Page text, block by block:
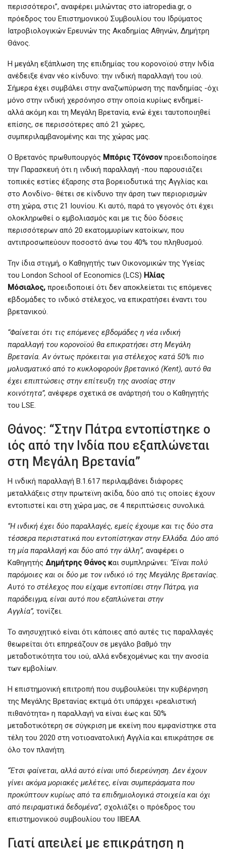
περισσότεροι”, αναφέρει μιλώντας στο iatropedia.gr, ο
πρόεδρος του Επιστημονικού Συμβουλίου του Ιδρύματος
Ιατροβιολογικών Ερευνών της Ακαδημίας Αθηνών, Δημήτρη
Θάνος.
Η μεγάλη εξάπλωση της επιδημίας του κορονοϊού στην Ινδία
ανέδειξε έναν νέο κίνδυνο: την ινδική παραλλαγή του ιού.
Σήμερα έχει συμβάλει στην αναζωπύρωση της πανδημίας -όχι
μόνο στην ινδική χερσόνησο στην οποία κυρίως ενδημεί-
αλλά ακόμη και τη Μεγάλη Βρετανία, ενώ έχει ταυτοποιηθεί
επίσης, σε περισσότερες από 21 χώρες,
συμπεριλαμβανομένης και της χώρας μας.
Ο Βρετανός πρωθυπουργός Μπόρις Τζόνσονπροειδοποίησε
την Παρασκευή ότι η ινδική παραλλαγή -που παρουσιάζει
τοπικές εστίες έξαρσης στα βορειοδυτικά της Αγγλίας και
στο Λονδίνο- θέτει σε κίνδυνο την άρση των περιορισμών
στη χώρα, στις 21 Ιουνίου. Κι αυτό, παρά το γεγονός ότι έχει
ολοκληρωθεί ο εμβολιασμός και με τις δύο δόσεις
περισσότερων από 20 εκατομμυρίων κατοίκων, που
αντιπροσωπεύουν ποσοστό άνω του 40% του πληθυσμού.
Την ίδια στιγμή, ο Καθηγητής των Οικονομικών της Υγείας
του London School of Economics (LCS) Ηλίας
Μόσιαλος, προειδοποιεί ότι δεν αποκλείεται τις επόμενες
εβδομάδες το ινδικό στέλεχος, να επικρατήσει έναντι του
βρετανικού.
“Φαίνεται ότι τις επόμενες εβδομάδες η νέα ινδική
παραλλαγή του κορονοϊού θα επικρατήσει στη Μεγάλη
Βρετανία. Αν όντως πρόκειται για στέλεχος κατά 50% πιο
μολυσματικό από το κυκλοφορούν βρετανικό (Kent), αυτό θα
έχει επιπτώσεις στην επίτευξη της ανοσίας στην
κοινότητα”, ανέφερε σχετικά σε ανάρτησή του ο Καθηγητής
του LSE.
Θάνος: “Στην Πάτρα εντοπίστηκε ο
ιός από την Ινδία που εξαπλώνεται
στη Μεγάλη Βρετανία”
Η ινδική παραλλαγή B.1.617 περιλαμβάνει διάφορες
μεταλλάξεις στην πρωτεϊνη ακίδα, δύο από τις οποίες έχουν
εντοπιστεί και στη χώρα μας, σε 4 περιπτώσεις συνολικά.
“Η ινδική έχει δύο παραλλαγές, εμείς έχουμε και τις δύο στα
τέσσερα περιστατικά που εντοπίστηκαν στην Ελλάδα. Δύο από
τη μία παραλλαγή και δύο από την άλλη”, αναφέρει ο
Καθηγητής Δημήτρης Θάνος και συμπληρώνει: “Είναι πολύ
παρόμοιες και οι δύο με τον ινδικό ιό της Μεγάλης Βρετανίας.
Αυτό το στέλεχος που είχαμε εντοπίσει στην Πάτρα, για
παράδειγμα, είναι αυτό που εξαπλώνεται στην
Αγγλία”, τονίζει.
Το ανησυχητικό είναι ότι κάποιες από αυτές τις παραλλαγές
θεωρείται ότι επηρεάζουν σε μεγάλο βαθμό την
μεταδοτικότητα του ιού, αλλά ενδεχομένως και την ανοσία
των εμβολίων.
Η επιστημονική επιτροπή που συμβουλεύει την κυβέρνηση
της Μεγάλης Βρετανίας εκτιμά ότι υπάρχει «ρεαλιστική
πιθανότητα» η παραλλαγή να είναι έως και 50%
μεταδοτικότερη σε σύγκριση με εκείνη που εμφανίστηκε στα
τέλη του 2020 στη νοτιοανατολική Αγγλία και επικράτησε σε
όλο τον πλανήτη.
“Έτσι φαίνεται, αλλά αυτό είναι υπό διερεύνηση. Δεν έχουν
γίνει ακόμα μοριακές μελέτες, είναι συμπεράσματα που
προκύπτουν κυρίως από τα επιδημιολογικά στοιχεία και όχι
από πειραματικά δεδομένα”, σχολιάζει ο πρόεδρος του
επιστημονικού συμβουλίου του ΙΙΒΕΑΑ.
Γιατί απειλεί με επικράτηση η